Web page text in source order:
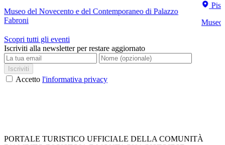
Museo del Novecento e del Contemporaneo di Palazzo
Fabroni
Museo
Scopri tutti gli eventi
Iscriviti alla newsletter per restare aggiornato
Iscriviti
Accetto l'informativa privacy
PORTALE TURISTICO UFFICIALE DELLA COMUNITÀ